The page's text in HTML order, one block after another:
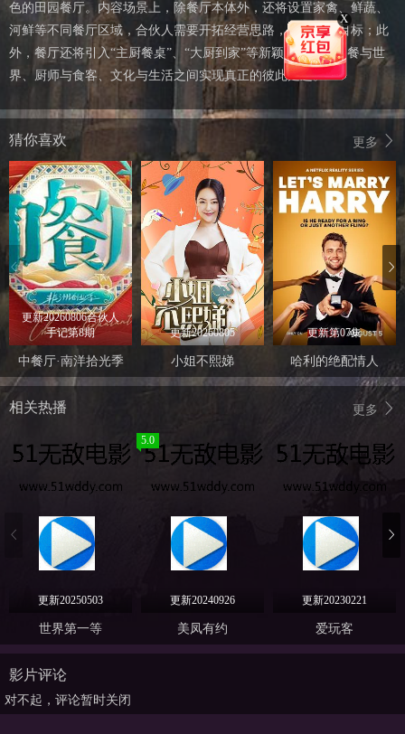
色的田园餐厅。内容场景上，除餐厅本体外，还将设置家禽、鲜蔬、
河鲜等不同餐厅区域，合伙人需要开拓经营思路，完成经营目标；此
外，餐厅还将引入“主厨餐桌”、“大厨到家”等新颖模式，让中餐与世
界、厨师与食客、文化与生活之间实现真正的彼此走进。
更多
猜你喜欢
更新20260806合伙人
手记第8期
中餐厅·南洋拾光季
更新20260805
小姐不熙娣
更新第07集
哈利的绝配情人
更多
相关热播
更新20250503
世界第一等
5.0
更新20240926
美凤有约
更新20230221
爱玩客
影片评论
对不起，评论暂时关闭
X